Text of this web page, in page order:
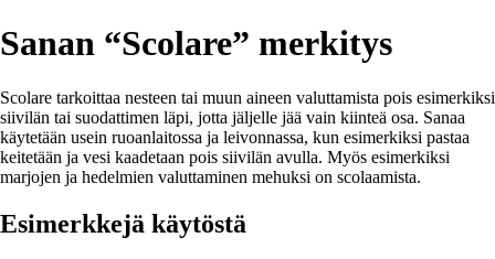
Sanan “Scolare” merkitys
Scolare tarkoittaa nesteen tai muun aineen valuttamista pois esimerkiksi
siivilän tai suodattimen läpi, jotta jäljelle jää vain kiinteä osa. Sanaa
käytetään usein ruoanlaitossa ja leivonnassa, kun esimerkiksi pastaa
keitetään ja vesi kaadetaan pois siivilän avulla. Myös esimerkiksi
marjojen ja hedelmien valuttaminen mehuksi on scolaamista.
Esimerkkejä käytöstä